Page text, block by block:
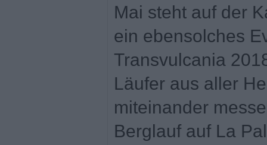
Mai steht auf der
ein ebensolches
Transvulcania
Läufer aus aller
miteinander
Berglauf auf La